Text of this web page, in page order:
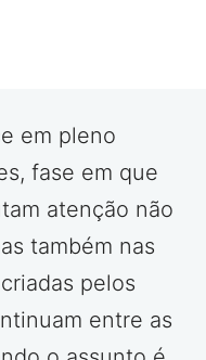
em pleno
fase em que
atenção não
também nas
pelos
entre as